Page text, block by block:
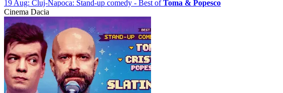
19 Aug: Cluj-Napoca: Stand-up comedy - Best ofToma & Popesco
Cinema Dacia